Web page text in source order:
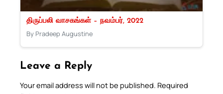
திருப்பலி வாசகங்கள் – நவம்பர், 2022
By Pradeep Augustine
Leave a Reply
Your email address will not be published. Required